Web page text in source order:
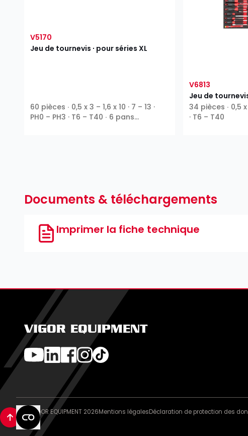
V5170
Jeu de tournevis ∙ pour séries XL
60 pièces ∙ 0,5 x 3 – 1,6 x 10 · 7 – 13 ·
PH0 – PH3 · T6 – T40 ∙ 6 pans
V6813
Jeu de
34 pièces ∙ 0,5 x
· T6 – T40
Documents & téléchargements
Imprimer la fiche technique
VIGOR EQUIPMENT
© VIGOR EQUIPMENT 2026Mentions légalesDéclaration de protection des